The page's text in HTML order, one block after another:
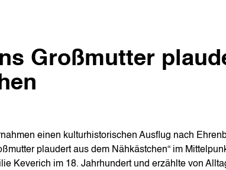
Großmutter
einen kulturhistorischen Ausflug nach
plaudert aus dem Nähkästchen“ im
Keverich im 18. Jahrhundert und erzählte von